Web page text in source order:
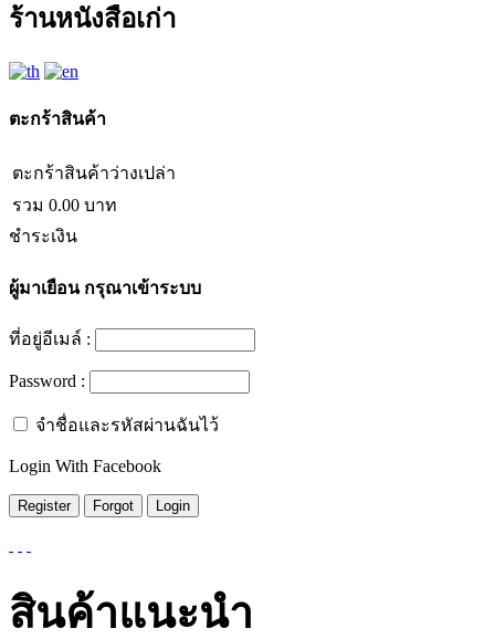
ร้านหนังสือเก่า
ตะกร้าสินค้า
ตะกร้าสินค้าว่างเปล่า
รวม 0.00 บาท
ชำระเงิน
ผู้มาเยือนกรุณาเข้าระบบ
ที่อยู่อีเมล์ :
Password :
จำชื่อและรหัสผ่านฉันไว้
Login With Facebook
สินค้าแนะนำ